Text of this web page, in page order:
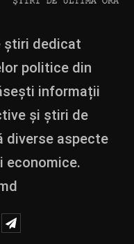
știri dedicat
politice din
informații
și știri de
diverse aspecte
economice.